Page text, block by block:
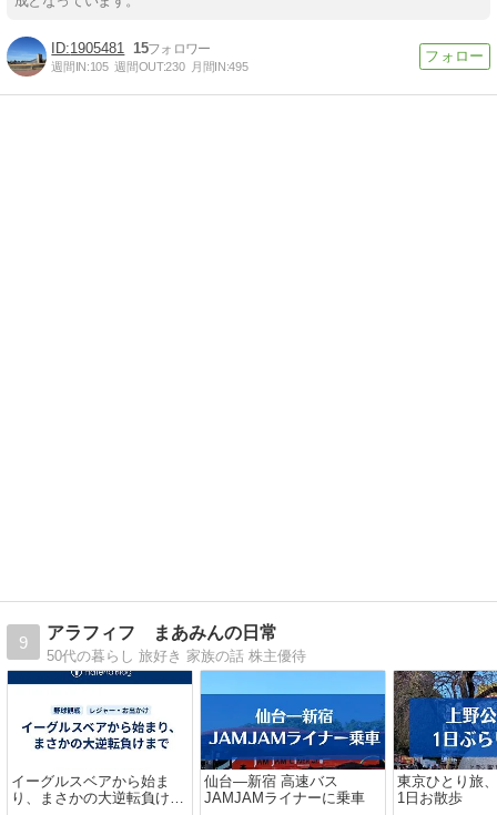
1905481 15
週間IN:105 週間OUT:230 月間IN:495
9
アラフィフ まあみんの日常
50代の暮らし 旅好き 家族の話 株主優待
イーグルスベアから始ま
り、まさかの大逆転負けま
仙台―新宿 高速バス
JAMJAMライナーに乗車
東京ひとり旅
1日お散歩